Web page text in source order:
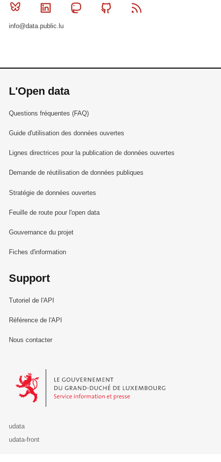
Bluesky Linkedin MastodonGithub
info@data.public.lu
L'Open data
Questions fréquentes (FAQ)
Guide d'utilisation des données ouvertes
Lignes directrices pour la publication de données ouvertes
Demande de réutilisation de données publiques
Stratégie de données ouvertes
Feuille de route pour l'open data
Gouvernance du projet
Fiches d'information
Support
Tutoriel de l'API
Référence de l'API
Nous contacter
Le Gouvernement du Grand-Duché de Luxembourg - Service
udata
udata-front